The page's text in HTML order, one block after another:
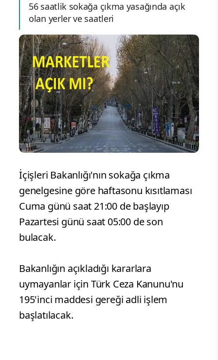
56 saatlik sokağa çıkma yasağında açık
olan yerler ve saatleri
İçişleri Bakanlığı'nın sokağa çıkma
genelgesine göre haftasonu kısıtlaması
Cuma günü saat 21:00 de başlayıp
Pazartesi günü saat 05:00 de son
bulacak.
Bakanlığın açıkladığı kararlara
uymayanlar için Türk Ceza Kanunu'nu
195'inci maddesi gereği adli işlem
başlatılacak.